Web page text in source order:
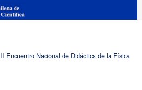
Encuentro Nacional de Didáctica de la Física